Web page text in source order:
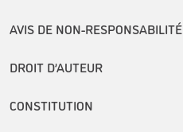
AVIS DE NON-RESPONSABILITÉ
DROIT D’AUTEUR
CONSTITUTION